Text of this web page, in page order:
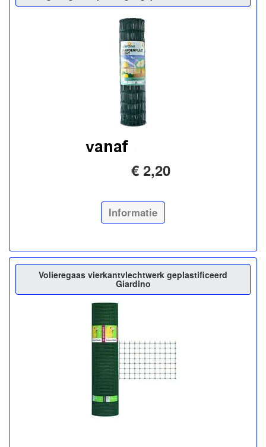
€ 2,20
Informatie
Volieregaas vierkantvlechtwerk geplastificeerd
Giardino